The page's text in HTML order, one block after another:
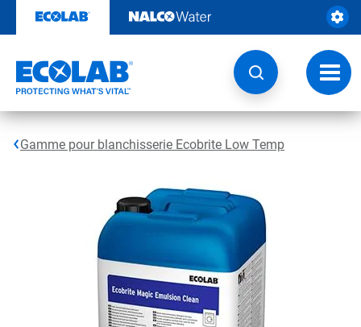
contenu
la
Gamme pour blanchisserie Ecobrite Low Temp